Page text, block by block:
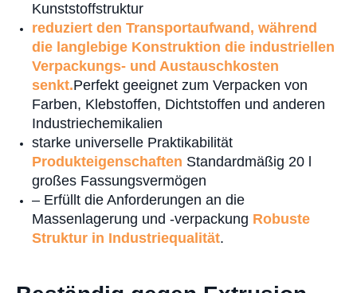
Kunststoffstruktur
reduziert den Transportaufwand, während
die langlebige Konstruktion die industriellen
Verpackungs- und Austauschkosten
senkt.Perfekt geeignet zum Verpacken von
Farben, Klebstoffen, Dichtstoffen und anderen
Industriechemikalien
starke universelle Praktikabilität
Produkteigenschaften Standardmäßig 20 l
großes Fassungsvermögen
– Erfüllt die Anforderungen an die
Massenlagerung und -verpackung Robuste
Struktur in Industriequalität.